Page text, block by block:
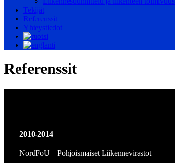
Tekijät
Referenssit
Yhteystiedot
Referenssit
2010-2014
NordFoU – Pohjoismaiset Liikennevirastot